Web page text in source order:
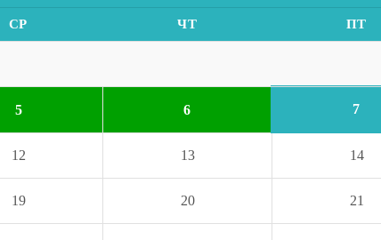
СР ЧТ ПТ
5 6 7
12 13 14
19 20 21